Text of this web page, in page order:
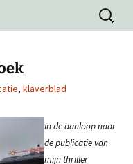
Zoeken
naar:
, klaverblad
In de aanloop naar
de publicatie van
mijn thriller